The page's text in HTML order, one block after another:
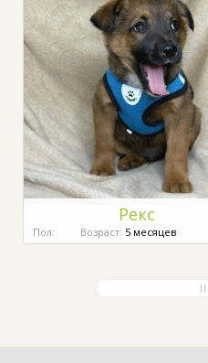
Рекс
Пол: Возраст: 5 месяцев